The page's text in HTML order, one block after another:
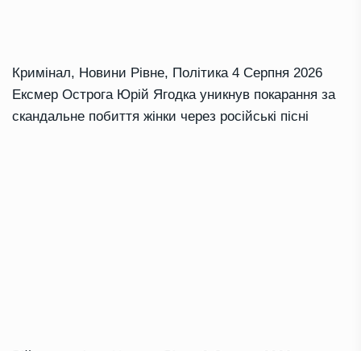
Кримінал, Новини Рівне, Політика 4 Серпня 2026
Ексмер Острога Юрій Ягодка уникнув покарання за
скандальне побиття жінки через російські пісні